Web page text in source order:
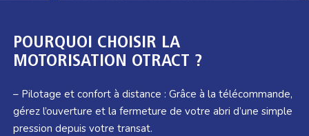
POURQUOI CHOISIR LA
MOTORISATION OTRACT ?
– Pilotage et confort à distance : Grâce à la télécommande,
gérez l’ouverture et la fermeture de votre abri d’une simple
pression depuis votre transat.